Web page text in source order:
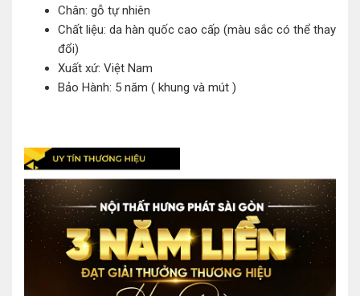
Chân: gỗ tự nhiên
Chất liệu: da hàn quốc cao cấp (màu sắc có thể thay
đổi)
Xuất xứ: Việt Nam
Bảo Hành: 5 năm ( khung và mút )